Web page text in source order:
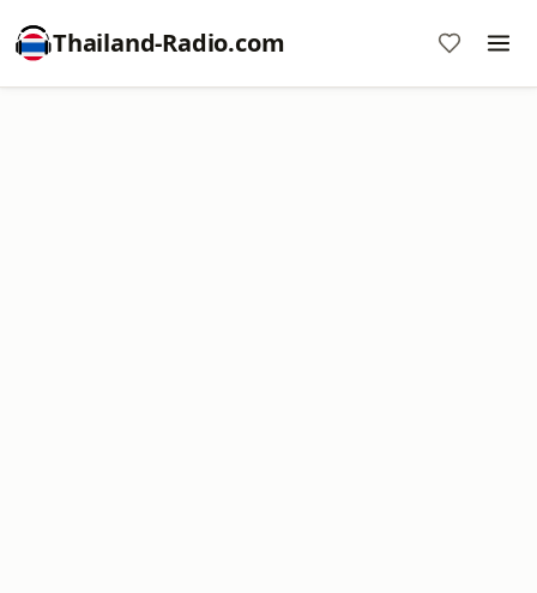
Thailand-Radio.com